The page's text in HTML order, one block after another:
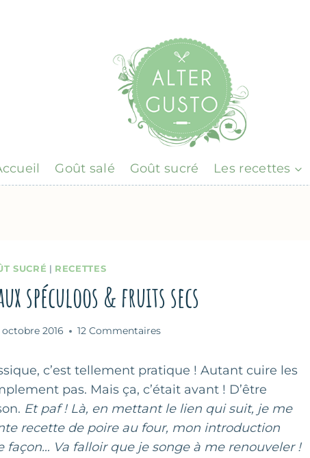
Goût salé Goût sucré Les recettes
SUCRÉ | RECETTES
spéculoos & fruits secs
octobre 2016 12 Commentaires
c’est tellement pratique ! Autant cuire les
pas. Mais ça, c’était avant ! D’être
Et paf ! Là, en mettant le lien qui suit, je me
recette de poire au four, mon introduction
Va falloir que je songe à me renouveler !